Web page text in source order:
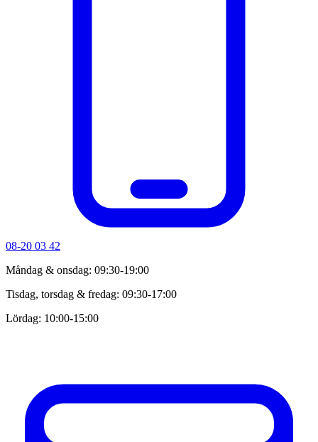
08-20 03 42
Måndag & onsdag: 09:30-19:00
Tisdag, torsdag & fredag: 09:30-17:00
Lördag: 10:00-15:00